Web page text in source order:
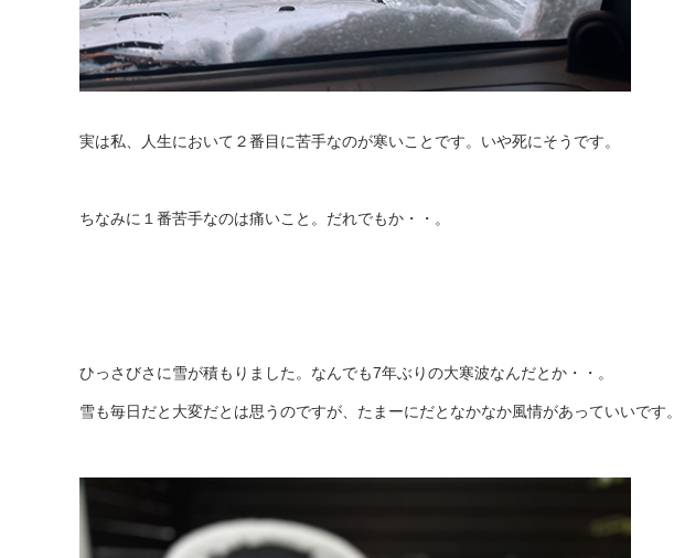
実は私、人生において２番目に苦手なのが寒いことです。いや死にそうです。
ちなみに１番苦手なのは痛いこと。だれでもか・・。
ひっさびさに雪が積もりました。なんでも7年ぶりの大寒波なんだとか・・。
雪も毎日だと大変だとは思うのですが、たまーにだとなかなか風情があっていいです。